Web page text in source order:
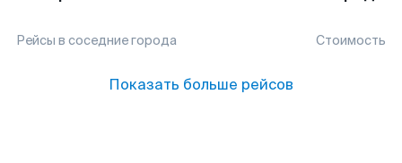
Рейсы в соседние города Стоимость
Показать больше рейсов